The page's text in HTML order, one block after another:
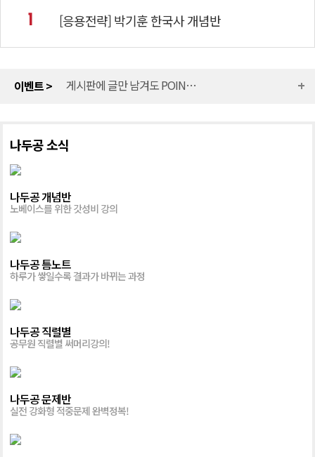
1 [응용전략] 박기훈 한국사 개념반
이벤트 >
게시판에 글만 남겨도 POINT가 쌓인다.
[나두공 혜택] 매일 선착순 100명 한정 무료지급
게시판에 글만 남겨도 POINT가 쌓인다. +
나두공 소식
나두공 개념반
노베이스를 위한 갓성비 강의
나두공 틈노트
하루가 쌓일수록 결과가 바뀌는 과정
나두공 직렬별
공무원 직렬별 써머리강의!
나두공 문제반
실전 강화형 적중문제 완벽정복!